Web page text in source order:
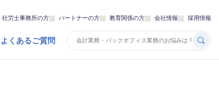
社労士事務所の方 パートナーの方 教育関係の方 会社情報 採用情報
くあるご質問